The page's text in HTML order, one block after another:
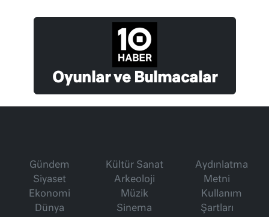
Oyunlar ve Bulmacalar
Gündem
Siyaset
Ekonomi
Dünya
Kültür Sanat
Arkeoloji
Müzik
Sinema
Aydınlatma
Metni
Kullanım
Şartları